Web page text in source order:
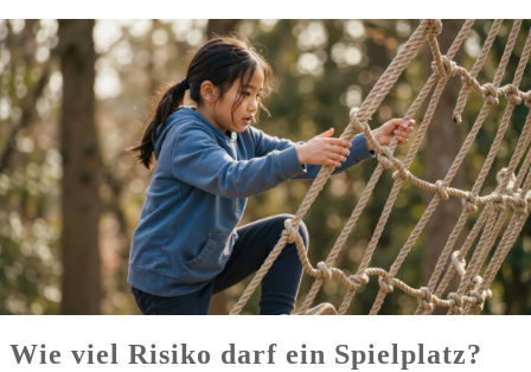
Wie viel Risiko darf ein Spielplatz?